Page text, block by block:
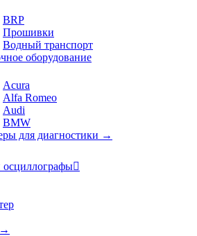
BRP
Прошивки
Водный транспорт
оборудование
Acura
Alfa Romeo
Audi
BMW
для диагностики →
осциллографы
→